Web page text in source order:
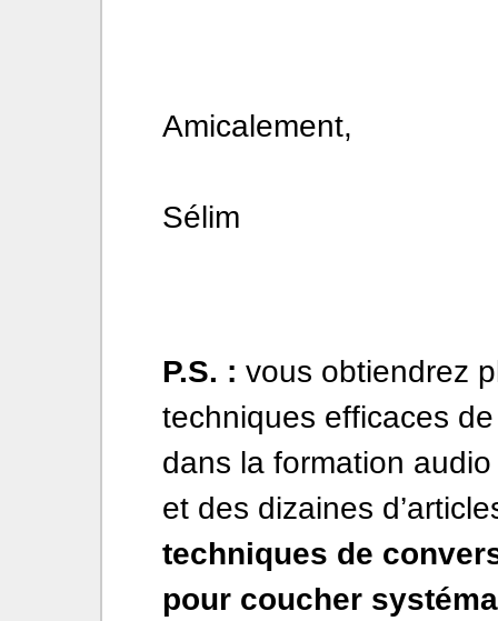
Amicalement,
Sélim
P.S. : vous obtiendrez
techniques efficaces
dans la formation
et des dizaines
techniques de
pour coucher